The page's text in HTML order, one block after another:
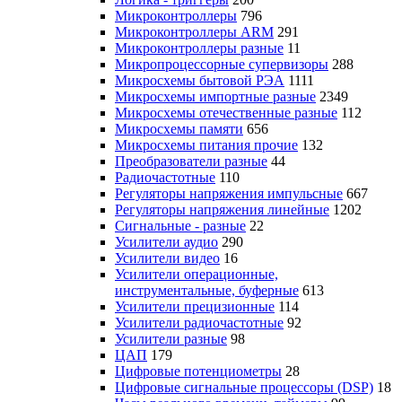
Микроконтроллеры 796
Микроконтроллеры ARM 291
Микроконтроллеры разные 11
Микропроцессорные супервизоры 288
Микросхемы бытовой РЭА 1111
Микросхемы импортные разные 2349
Микросхемы отечественные разные 112
Микросхемы памяти 656
Микросхемы питания прочие 132
Преобразователи разные 44
Радиочастотные 110
Регуляторы напряжения импульсные 667
Регуляторы напряжения линейные 1202
Сигнальные - разные 22
Усилители аудио 290
Усилители видео 16
Усилители операционные,
инструментальные, буферные 613
Усилители прецизионные 114
Усилители радиочастотные 92
Усилители разные 98
ЦАП 179
Цифровые потенциометры 28
Цифровые сигнальные процессоры (DSP) 18